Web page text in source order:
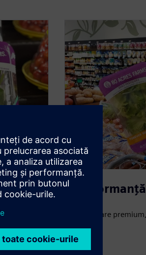
de
Poziționare